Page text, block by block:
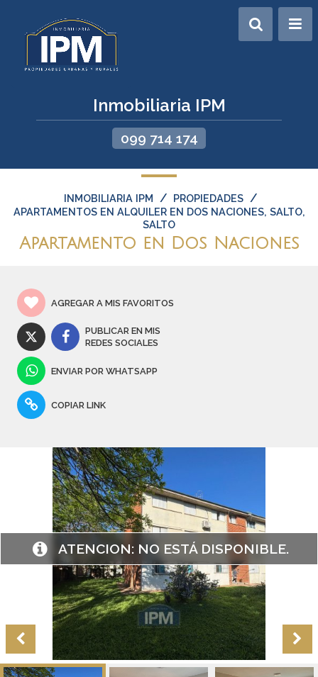
Inmobiliaria IPM
099 714 174
INMOBILIARIA IPM / PROPIEDADES /
APARTAMENTOS EN ALQUILER EN DOS NACIONES, SALTO,
SALTO
Apartamento en Dos Naciones
AGREGAR A MIS FAVORITOS
PUBLICAR EN MIS
REDES SOCIALES
ENVIAR POR WHATSAPP
COPIAR LINK
ATENCION:NO ESTÁ DISPONIBLE.